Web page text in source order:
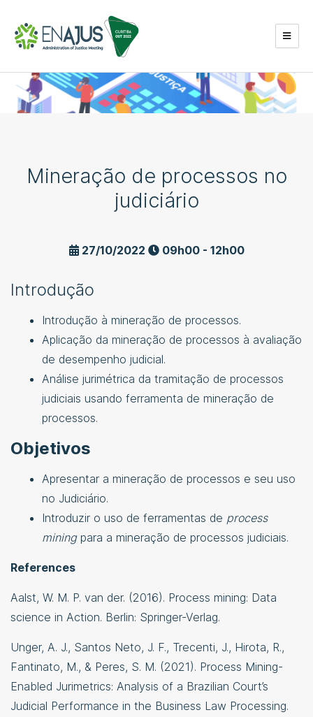
Mineração de processos no
judiciário
27/10/2022 09h00 - 12h00
Introdução
Introdução à mineração de processos.
Aplicação da mineração de processos à avaliação
de desempenho judicial.
Análise jurimétrica da tramitação de processos
judiciais usando ferramenta de mineração de
processos.
Objetivos
Apresentar a mineração de processos e seu uso
no Judiciário.
Introduzir o uso de ferramentas de process
miningpara a mineração de processos judiciais.
References
Aalst, W. M. P. van der. (2016). Process mining: Data
science in Action. Berlin: Springer-Verlag.
Unger, A. J., Santos Neto, J. F., Trecenti, J., Hirota, R.,
Fantinato, M., & Peres, S. M. (2021). Process Mining-
Enabled Jurimetrics: Analysis of a Brazilian Court’s
Judicial Performance in the Business Law Processing.